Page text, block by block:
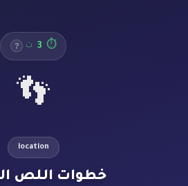
⏱
4 ث ?
👣
location
خطوات اللص